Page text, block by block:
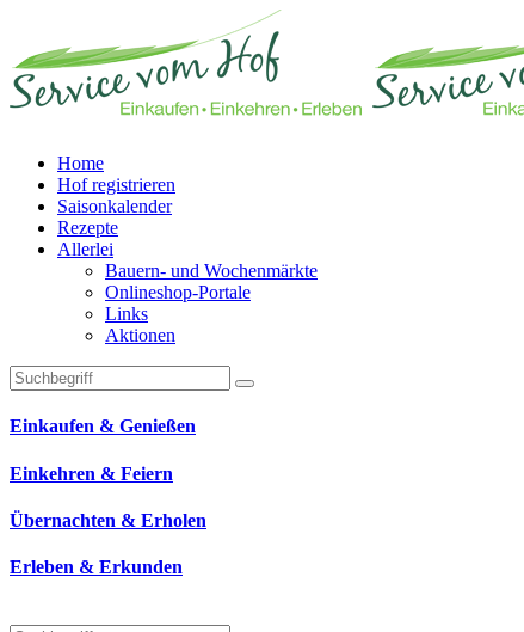
Home
Hof registrieren
Saisonkalender
Rezepte
Allerlei
Bauern- und Wochenmärkte
Onlineshop-Portale
Links
Aktionen
Technisches Feld: Suchfeld
Technisches Feld: Suchbutton
Suche absenden
Einkaufen & Genießen
Einkehren & Feiern
Übernachten & Erholen
Erleben & Erkunden